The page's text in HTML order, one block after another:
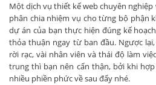
Một dịch vụ thiết kế web chuyên
phân chia nhiệm vụ cho từng bộ phận
dự án của bạn thực hiện đúng kế
thỏa thuận ngay từ ban đầu. Ngược
rời rạc, vài nhân viên và thái độ làm
trung thì bạn nên cẩn thận, bởi khi
nhiều phiền phức về sau đấy nhé.